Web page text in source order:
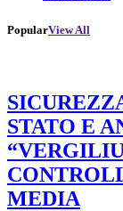
PopularView All
STATO E
MEDIA